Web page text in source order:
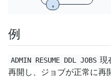
,
例
ADMIN RESUME DDL JOBS 現
再開し、ジョブが正常に再